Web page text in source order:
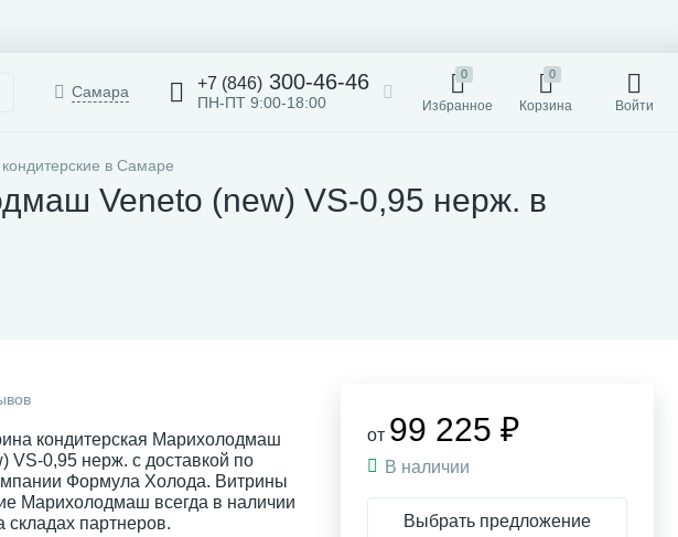
Самара +7 (846) 300-46-46
ПН-ПТ 9:00-18:00
0
Избранное
0
Корзина Войти
в Самаре
Veneto (new) VS-0,95 нерж. в
кондитерская Марихолодмаш
VS-0,95 нерж. с доставкой по
Формула Холода. Витрины
Марихолодмаш всегда в наличии
складах партнеров.
от 99 225 ₽
В наличии
Выбрать предложение